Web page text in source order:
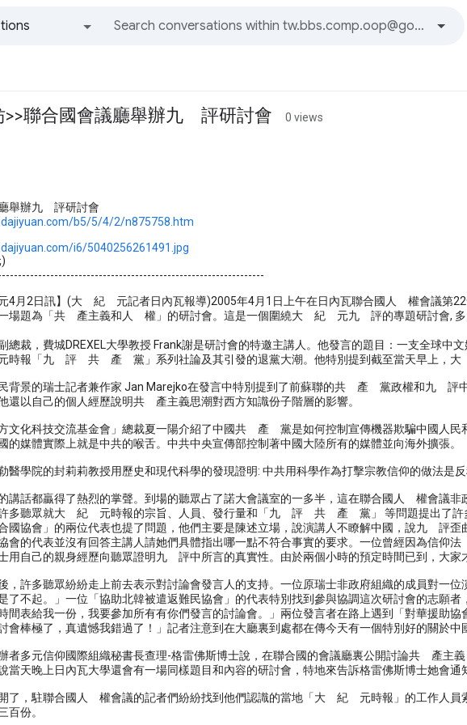
>>聯合國會議廳舉辦九 評研討會 0 views
舉辦九 評研討會
b5/5/4/2/n875758.htm
i6/5040256261491.jpg
月2日訊】(大 紀 元記者日內瓦報導)2005年4月1日上午在日內瓦聯合國人 權會議第22
場題為「共 產主義和人 權」的研討會。這是一個圍繞大 紀 元九 評的專題研討會, 多
裁，費城DREXEL大學教授 Frank謝是研討會的特邀主講人。他發言的題目：一支全球中
報「九 評 共 產 黨」系列社論及其引發的退黨大潮。他特別提到截至當天早上，大
背景的瑞士記者兼作家 Jan Marejko在發言中特別提到了前蘇聯的共 產 黨政權和九 評
還以自己的個人經歷說明共 產主義思潮對西方知識份子階層的影響。
文化科技交流基金會」總裁夏一陽介紹了中國共 產 黨是如何控制宣傳機器欺騙中國人民
的媒體實際上就是中共的喉舌。中共中央宣傳部控制著中國大陸所有的媒體並向海外擴張。
醫學院的封莉莉教授用歷史和現代科學的發現證明: 中共用科學作為打擊宗教信仰的做法是反
講話都贏得了熱烈的掌聲。到場的聽眾占了諾大會議室的一多半，這在聯合國人 權會議非
多聽眾就大 紀 元時報的宗旨、人員、發行量和「九 評 共 產 黨」 等問題提出了許
國協會」的兩位代表也提了問題，他們主要是陳述立場，說演講人不瞭解中國，說九 評歪
會的代表並沒有回答主講人請她們具體指出哪一點不符合事實的要求。一位曾經因為信
用自己的親身經歷向聽眾證明九 評中所言的真實性。由於兩個小時的預定時間已到，大家
，許多聽眾紛紛走上前去表示對討論會發言人的支持。一位原瑞士非政府組織的成員對一
了不起。」一位「協助北韓被遣返難民協會」的代表特別找到參與協調這次研討會的志願
間表給我一份，我要參加所有有你們發言的討論會。」兩位發言者在路上遇到「對華援助
會棒極了，真遺憾我錯過了！」記者注意到在大廳裏到處都在傳今天有一個特別好的關
者多元信仰國際組織秘書長查理-格雷佛斯博士說，在聯合國的會議廳裏公開討論共 產主
當天晚上日內瓦大學還會有一場同樣題目和內容的研討會，特地來告訴格雷佛斯博士她會通
了，駐聯合國人 權會議的記者們紛紛找到他們認識的當地「大 紀 元時報」的工作人員
百份。